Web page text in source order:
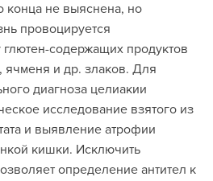
конца не выяснена, но
провоцируется
содержащих продуктов
и др. злаков. Для
диагноза целиакии
исследование взятого из
и выявление атрофии
кишки. Исключить
определение антител к